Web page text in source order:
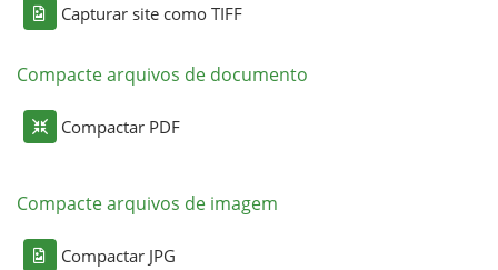
Capturar site como TIFF
Compacte arquivos de documento
Compactar PDF
Compacte arquivos de imagem
Compactar JPG